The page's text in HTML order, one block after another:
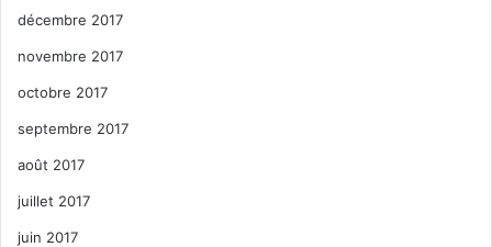
décembre 2017
novembre 2017
octobre 2017
septembre 2017
août 2017
juillet 2017
juin 2017